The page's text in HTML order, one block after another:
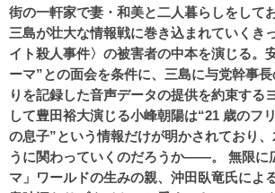
街の一軒家で妻・和美と二人暮らしをして
三島が壮大な情報戦に巻き込まれていくき
イト殺人事件〉の被害者の中本を演じる。
ーマ”との面会を条件に、三島に与党幹事
りを記録した音声データの提供を約束する
して豊田裕大演じる小峰朝陽は“21 歳のフ
の息子”という情報だけが明かされており
うに関わっていくのだろうか——。 無限に
マ」ワールドの生みの親、沖田臥竜氏によ